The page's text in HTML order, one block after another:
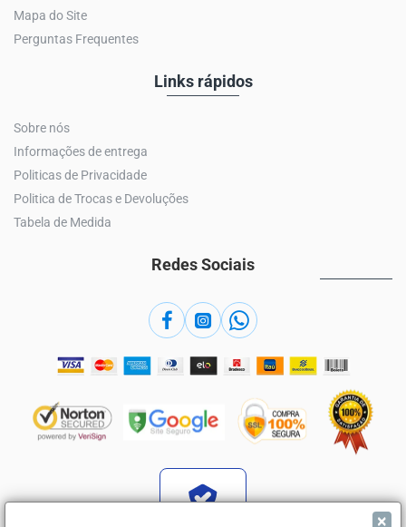
×
Mapa do Site
Perguntas Frequentes
Links rápidos
Sobre nós
Informações de entrega
Politicas de Privacidade
Politica de Trocas e Devoluções
Tabela de Medida
Redes Sociais